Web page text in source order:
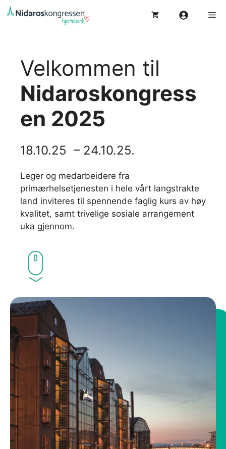
Hopp
Velkommen til
Nidaroskongress
en 2025
18.10.25 – 24.10.25.
Leger og medarbeidere fra
primærhelsetjenesten i hele vårt langstrakte
land inviteres til spennende faglig kurs av høy
kvalitet, samt trivelige sosiale arrangement
uka gjennom.